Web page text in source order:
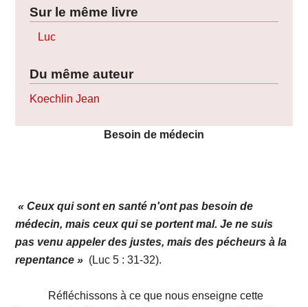
Sur le même livre
Luc
Du même auteur
Koechlin Jean
Besoin de médecin
« Ceux qui sont en santé n'ont pas besoin de
médecin, mais ceux qui se portent mal. Je ne suis
pas venu appeler des justes, mais des pécheurs à la
repentance » (Luc 5 : 31-32).
Réfléchissons à ce que nous enseigne cette